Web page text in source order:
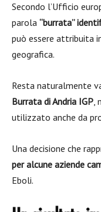
Secondo l’Ufficio
parola “burrata”
può essere attribuita
geografica.
Resta naturalmente
Burrata di Andria IGP,
utilizzato anche da
Una decisione che
per alcune aziende
Eboli.